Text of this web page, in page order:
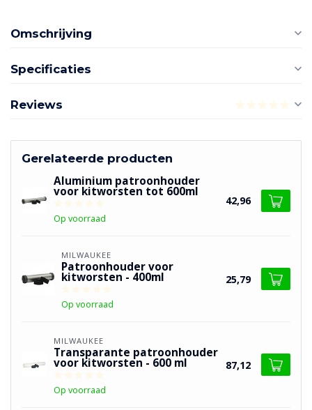
Omschrijving
Specificaties
Reviews
Gerelateerde producten
Aluminium patroonhouder
voor kitworsten tot 600ml
Op voorraad
42,96
MILWAUKEE
Patroonhouder voor
kitworsten - 400ml
Op voorraad
25,79
MILWAUKEE
Transparante patroonhouder
voor kitworsten - 600 ml
Op voorraad
87,12